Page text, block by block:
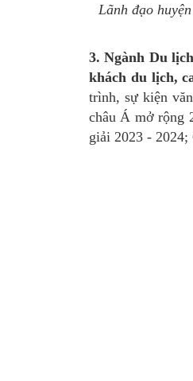
Lãnh đạo
3. Ngành Du
khách du lịch,
trình, sự kiện
châu Á mở rộng
giải 2023 -